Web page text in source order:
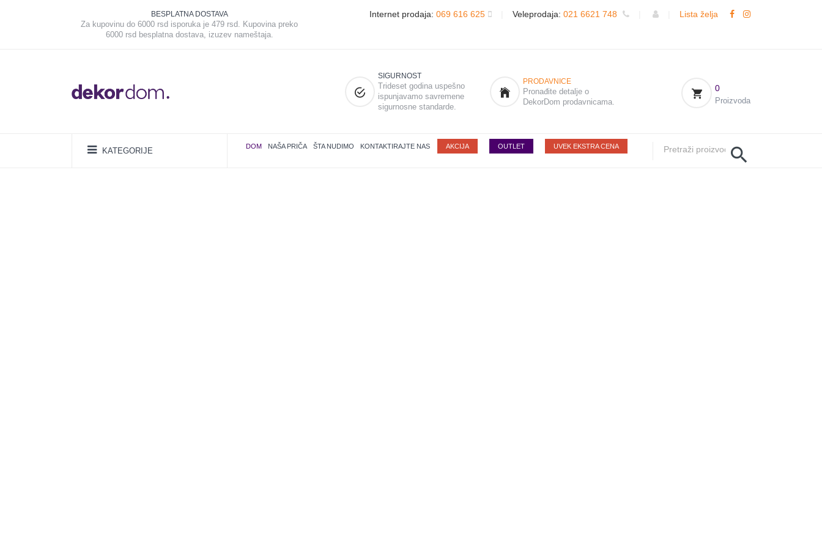
BESPLATNA DOSTAVA
Za kupovinu do 6000 rsd isporuka je 479 rsd. Kupovina preko
6000 rsd besplatna dostava, izuzev nameštaja.
Internet prodaja: 069 616 625 Veleprodaja: 021 6621 748 Lista želja
SIGURNOST
Trideset godina uspešno
ispunjavamo savremene
sigurnosne standarde.
PRODAVNICE
Pronađite detalje o
DekorDom prodavnicama.
0
Proizvoda
KATEGORIJE DOM NAŠA PRIČA ŠTA NUDIMO KONTAKTIRAJTE NAS AKCIJA OUTLET UVEK EKSTRA CENA